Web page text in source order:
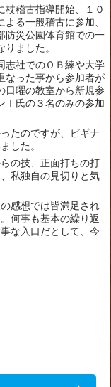
杖稽古指導開始、１０
る一般稽古に参加、
防災公園体育館での一
ました。
志社でのＯＢ練や大学
なった事から参加者が
日曜の教室から新規参
Ｉ氏の３名のみの参加
たのですが、ビギナ
した。
の技、正面打ちの打
私独自の見切りと気
感想では皆満足され
何事も基本の繰り返
な入口だとして、今